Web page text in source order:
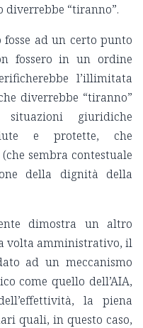
“tiranno”.
ad un certo punto
fossero in un ordine
l’illimitata
diverrebbe “tiranno”
giuridiche
e protette, che
sembra contestuale
della dignità della
dimostra un altro
volta amministrativo, il
ad un meccanismo
come quello dell’AIA,
la piena
quali, in questo caso,